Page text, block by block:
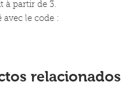
à partir de 3.
avec le code :
relacionados